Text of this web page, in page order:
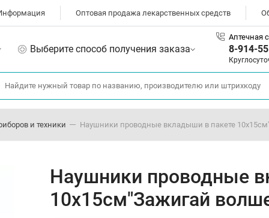
Оптовая продажа лекарственных средств
Выберите способ получения заказа
Аптечная
8-914-
и техники Наушники проводные вкладыши в пакете
Наушники проводные
10х15см"Зажигай